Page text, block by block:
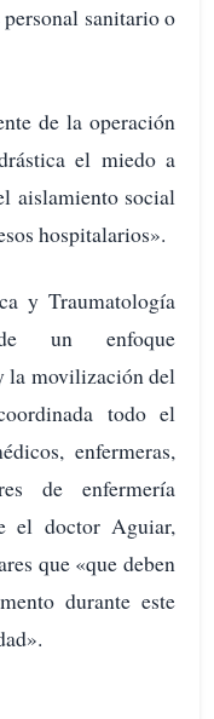
sanitario o
de la operación
el miedo a
aislamiento social
hospitalarios».
y Traumatología
un enfoque
la movilización del
todo el
enfermeras,
de enfermería
el doctor Aguiar,
que «que deben
durante este